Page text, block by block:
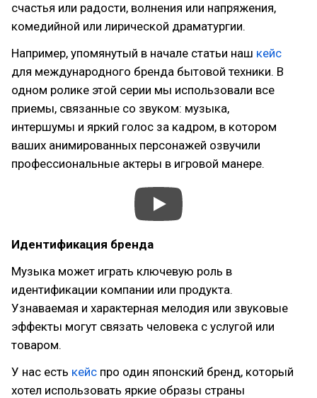
счастья или радости, волнения или напряжения,
комедийной или лирической драматургии.
Например, упомянутый в начале статьи наш кейс
для международного бренда бытовой техники. В
одном ролике этой серии мы использовали все
приемы, связанные со звуком: музыка,
интершумы и яркий голос за кадром, в котором
ваших анимированных персонажей озвучили
профессиональные актеры в игровой манере.
Идентификация бренда
Музыка может играть ключевую роль в
идентификации компании или продукта.
Узнаваемая и характерная мелодия или звуковые
эффекты могут связать человека с услугой или
товаром.
У нас есть кейс про один японский бренд, который
хотел использовать яркие образы страны